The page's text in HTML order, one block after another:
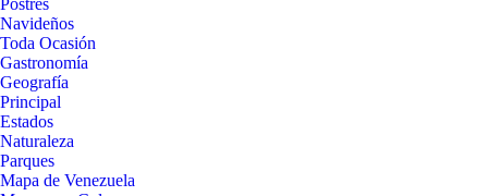
Postres
Navideños
Toda Ocasión
Gastronomía
Geografía
Principal
Estados
Naturaleza
Parques
Mapa de Venezuela